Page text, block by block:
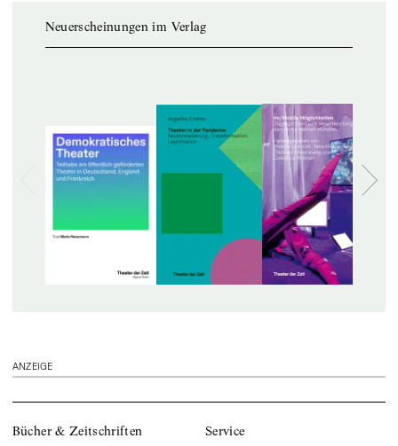
Neuerscheinungen im Verlag
ANZEIGE
Bücher & Zeitschriften Service